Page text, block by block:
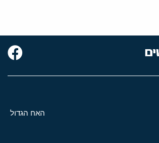
האח הגדול